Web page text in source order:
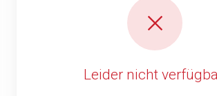
Leider nicht